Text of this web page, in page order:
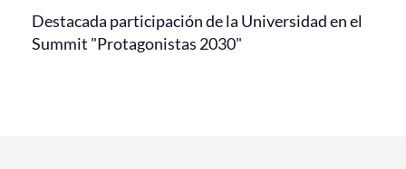
Destacada participación de la Universidad en el
Summit "Protagonistas 2030"